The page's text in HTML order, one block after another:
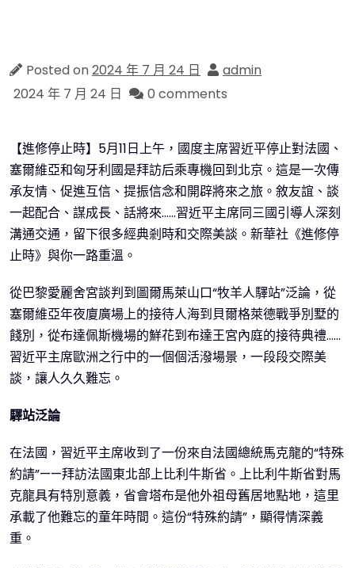
Posted on2024 年 7 月 24 日
admin
2024 年 7 月 24 日
0 comments
【進修停止時】5月11日上午，國度主席習近平停止對法國、
塞爾維亞和匈牙利國是拜訪后乘專機回到北京。這是一次傳
承友情、促進互信、提振信念和開辟將來之旅。敘友誼、談
一起配合、謀成長、話將來……習近平主席同三國引導人深刻
溝通交通，留下很多經典剎時和交際美談。新華社《進修停
止時》與你一路重溫。
從巴黎愛麗舍宮談判到圖爾馬萊山口“牧羊人驛站”泛論，從
塞爾維亞年夜廈廣場上的接待人海到貝爾格萊德戰爭別墅的
餞別，從布達佩斯機場的鮮花到布達王宮內庭的接待典禮……
習近平主席歐洲之行中的一個個活潑場景，一段段交際美
談，讓人久久難忘。
驛站泛論
在法國，習近平主席收到了一份來自法國總統馬克龍的“特殊
約請”——拜訪法國東北部上比利牛斯省。上比利牛斯省對馬
克龍具有特別意義，省會塔布是他外祖母舊居地點地，這里
承載了他難忘的童年時間。這份“特殊約請”，顯得情深義
重。